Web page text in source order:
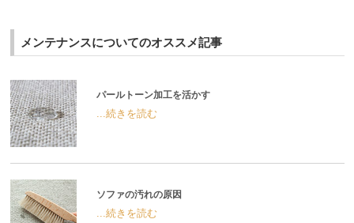
メンテナンスについてのオススメ記事
パールトーン加工を活かす
...続きを読む
ソファの汚れの原因
...続きを読む